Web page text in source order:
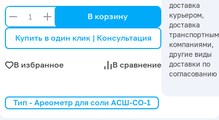
В корзину
Купить в один клик | Консультация
В избранное В сравнение
доставка
курьером,
доставка
компаниями,
другие виды
доставки по
согласованию
Тип - Ареометр для соли АСШ-СО-1